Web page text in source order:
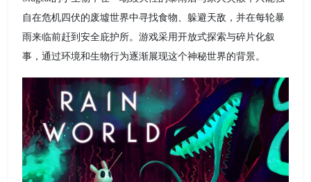
自在危机四伏的废墟世界中寻找食物、躲避天敌，并在每轮暴
雨来临前赶到安全庇护所。游戏采用开放式探索与碎片化叙
事，通过环境和生物行为逐渐展现这个神秘世界的背景。